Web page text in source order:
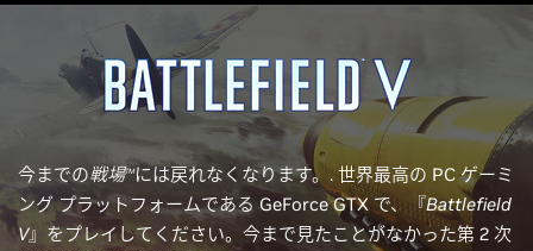
今までの戦場TMには戻れなくなります。. 世界最高の PC ゲーミ
ング プラットフォームである GeForce GTX で、『Battlefield
V』をプレイしてください。今まで見たことがなかった第 2 次